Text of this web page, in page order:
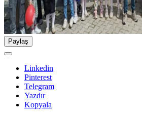
Paylaş
Linkedin
Pinterest
Telegram
Yazdır
Kopyala